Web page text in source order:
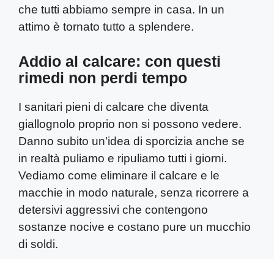
che tutti abbiamo sempre in casa. In un
attimo è tornato tutto a splendere.
Addio al calcare: con questi
rimedi non perdi tempo
I sanitari pieni di calcare che diventa
giallognolo proprio non si possono vedere.
Danno subito un’idea di sporcizia anche se
in realtà puliamo e ripuliamo tutti i giorni.
Vediamo come eliminare il calcare e le
macchie in modo naturale, senza ricorrere a
detersivi aggressivi che contengono
sostanze nocive e costano pure un mucchio
di soldi.